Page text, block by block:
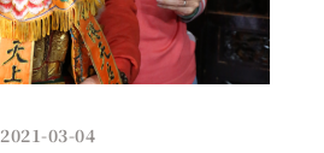
2021-03-04